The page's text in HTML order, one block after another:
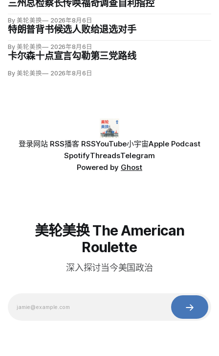
三州总检察长传唤福奇调查自利指控
By 美轮美换 2026年8月6日
特朗普背书候选人败给退选对手
By 美轮美换 2026年8月6日
卡尔森十点宣言勾勒第三党路线
By 美轮美换 2026年8月6日
登录网站 RSS播客 RSSYouTube小宇宙Apple Podcast
SpotifyThreadsTelegram
Powered by Ghost
美轮美换 The American
Roulette
深入探讨当今美国政治